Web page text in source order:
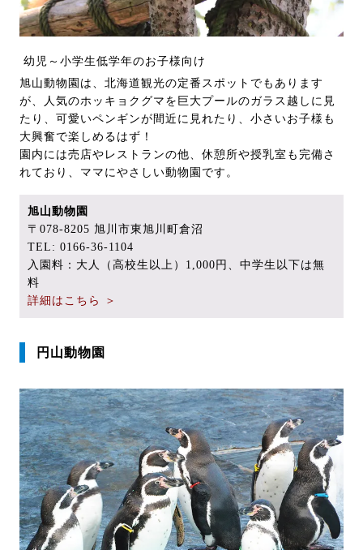
幼児～小学生低学年のお子様向け
旭山動物園は、北海道観光の定番スポットでもあります
が、人気のホッキョクグマを巨大プールのガラス越しに見
たり、可愛いペンギンが間近に見れたり、小さいお子様も
大興奮で楽しめるはず！
園内には売店やレストランの他、休憩所や授乳室も完備さ
れており、ママにやさしい動物園です。
旭山動物園
〒078-8205 旭川市東旭川町倉沼
TEL: 0166-36-1104
入園料：大人（高校生以上）1,000円、中学生以下は無
料
詳細はこちら ＞
円山動物園